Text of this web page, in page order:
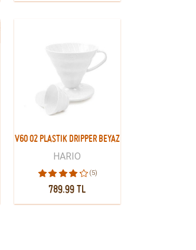
V60 02 PLASTIK DRIPPER BEYAZ
HARIO
(5)
789.99 TL